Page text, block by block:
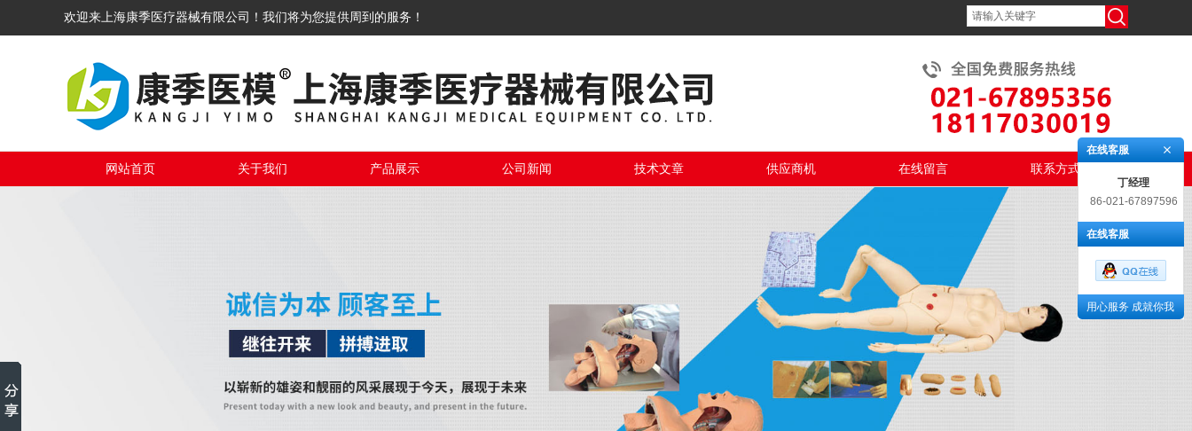
欢迎来上海康季医疗器械有限公司！我们将为您提供周到的服务！
网站首页 关于我们 产品展示 公司新闻 技术文章 供应商机 在线留言 联系方式
在线客服
丁经理
86-021-67897596
在线客服
用心服务 成就你我